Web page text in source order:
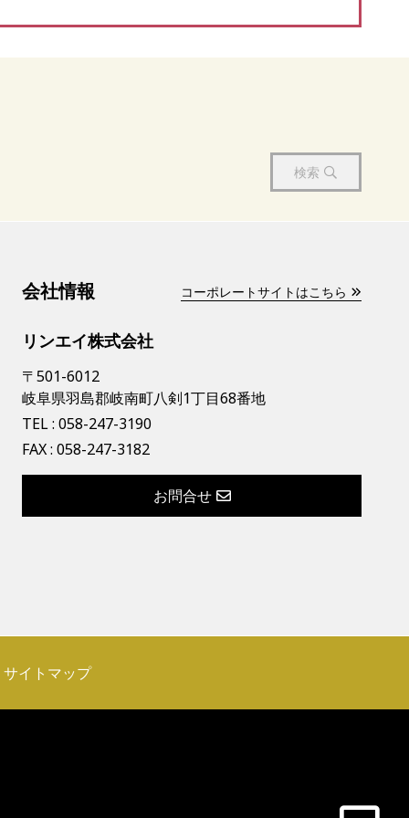
検索
会社情報 コーポレートサイトはこちら
リンエイ株式会社
〒501-6012
岐阜県羽島郡岐南町八剣1丁目68番地
TEL : 058-247-3190
FAX : 058-247-3182
お問合せ
サイトマップ